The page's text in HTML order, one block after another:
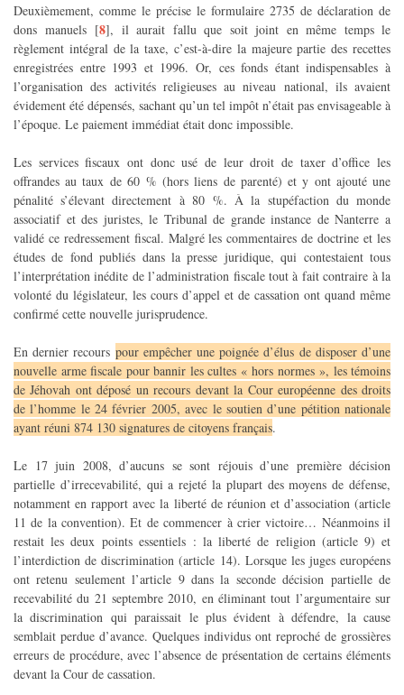
Deuxièmement, comme le précise le formulaire 2735 de déclaration de
dons manuels[8], il aurait fallu que soit joint en même temps le
règlement intégral de la taxe, c’est-à-dire la majeure partie des recettes
enregistrées entre 1993 et 1996. Or, ces fonds étant indispensables à
l’organisation des activités religieuses au niveau national, ils avaient
évidement été dépensés, sachant qu’un tel impôt n’était pas envisageable à
l’époque. Le paiement immédiat était donc impossible.
Les services fiscaux ont donc usé de leur droit de taxer d’office les
offrandes au taux de 60 % (hors liens de parenté) et y ont ajouté une
pénalité s’élevant directement à 80 %. À la stupéfaction du monde
associatif et des juristes, le Tribunal de grande instance de Nanterre a
validé ce redressement fiscal. Malgré les commentaires de doctrine et les
études de fond publiés dans la presse juridique, qui contestaient tous
l’interprétation inédite de l’administration fiscale tout à fait contraire à la
volonté du législateur, les cours d’appel et de cassation ont quand même
confirmé cette nouvelle jurisprudence.
En dernier recours pour empêcher une poignée d’élus de disposer d’une
nouvelle arme fiscale pour bannir les cultes « hors normes », les témoins
de Jéhovah ont déposé un recours devant la Cour européenne des droits
de l’homme le 24 février 2005, avec le soutien d’une pétition nationale
ayant réuni 874 130 signatures de citoyens français.
Le 17 juin 2008, d’aucuns se sont réjouis d’une première décision
partielle d’irrecevabilité, qui a rejeté la plupart des moyens de défense,
notamment en rapport avec la liberté de réunion et d’association (article
11 de la convention). Et de commencer à crier victoire… Néanmoins il
restait les deux points essentiels : la liberté de religion (article 9) et
l’interdiction de discrimination (article 14). Lorsque les juges européens
ont retenu seulement l’article 9 dans la seconde décision partielle de
recevabilité du 21 septembre 2010, en éliminant tout l’argumentaire sur
la discrimination qui paraissait le plus évident à défendre, la cause
semblait perdue d’avance. Quelques individus ont reproché de grossières
erreurs de procédure, avec l’absence de présentation de certains éléments
devant la Cour de cassation.